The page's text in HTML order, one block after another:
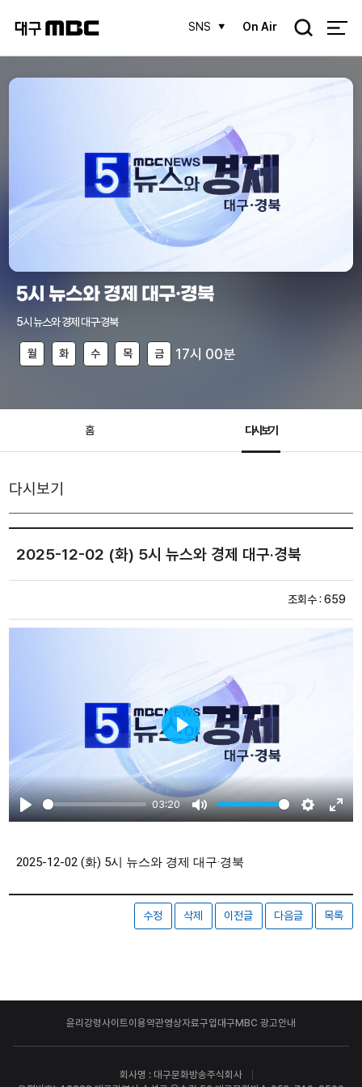
SNS On Air
검
5시 뉴스와 경제 대구·경북
5시 뉴스와 경제 대구·경북
월 화 수 목 금 17시 00분
홈 다시보기
다시보기
2025-12-02 (화) 5시 뉴스와 경제 대구·경북
조회수 : 659
Play
03:20
Mute Settings
Play
2025-12-02 (화) 5시 뉴스와 경제 대구·경북
수정 삭제 이전글 다음글 목록
윤리강령사이트이용약관영상자료구입 대구MBC 광고안내
회사명 : 대구문화방송주식회사